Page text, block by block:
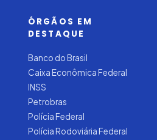
ÓRGÃOS EM
DESTAQUE
Banco do Brasil
Caixa Econômica Federal
INSS
Petrobras
Polícia Federal
Polícia Rodoviária Federal